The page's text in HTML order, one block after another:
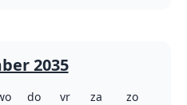
2035
do vr za zo